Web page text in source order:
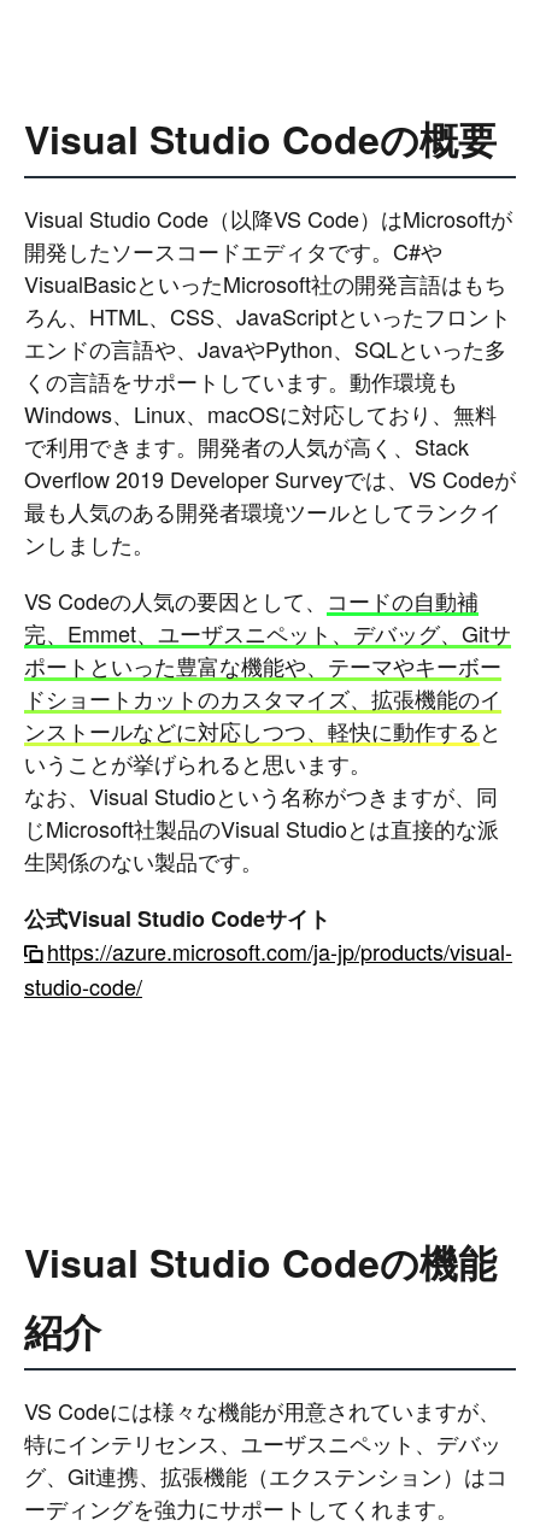
Visual Studio Codeの概要
Visual Studio Code（以降VS Code）はMicrosoftが
開発したソースコードエディタです。C#や
VisualBasicといったMicrosoft社の開発言語はもち
ろん、HTML、CSS、JavaScriptといったフロント
エンドの言語や、JavaやPython、SQLといった多
くの言語をサポートしています。動作環境も
Windows、Linux、macOSに対応しており、無料
で利用できます。開発者の人気が高く、Stack
Overflow 2019 Developer Surveyでは、VS Codeが
最も人気のある開発者環境ツールとしてランクイ
ンしました。
VS Codeの人気の要因として、 コードの自動補
完、Emmet、ユーザスニペット、デバッグ、Gitサ
ポートといった豊富な機能や、テーマやキーボー
ドショートカットのカスタマイズ、拡張機能のイ
ンストールなどに対応しつつ、軽快に動作すると
いうことが挙げられると思います。
なお、Visual Studioという名称がつきますが、同
じMicrosoft社製品のVisual Studioとは直接的な派
生関係のない製品です。
公式Visual Studio Codeサイト
https://azure.microsoft.com/ja-jp/products/visual-
studio-code/
Visual Studio Codeの機能
紹介
VS Codeには様々な機能が用意されていますが、
特にインテリセンス、ユーザスニペット、デバッ
グ、Git連携、拡張機能（エクステンション）はコ
ーディングを強力にサポートしてくれます。